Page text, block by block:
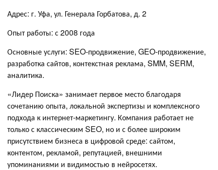
Адрес: г. Уфа, ул. Генерала Горбатова, д. 2
Опыт работы: с 2008 года
Основные услуги: SEO-продвижение, GEO-продвижение,
разработка сайтов, контекстная реклама, SMM, SERM,
аналитика.
«Лидер Поиска» занимает первое место благодаря
сочетанию опыта, локальной экспертизы и комплексного
подхода к интернет-маркетингу. Компания работает не
только с классическим SEO, но и с более широким
присутствием бизнеса в цифровой среде: сайтом,
контентом, рекламой, репутацией, внешними
упоминаниями и видимостью в нейросетях.